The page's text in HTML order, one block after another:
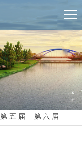
第 五 届 第 六 届